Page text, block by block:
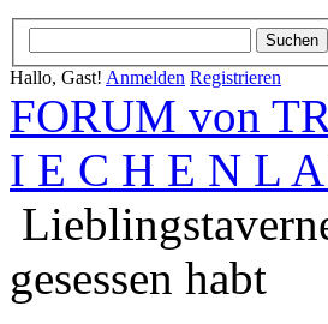
Hallo, Gast! Anmelden Registrieren
FORUM von
I E C H E N L
gesessen habt